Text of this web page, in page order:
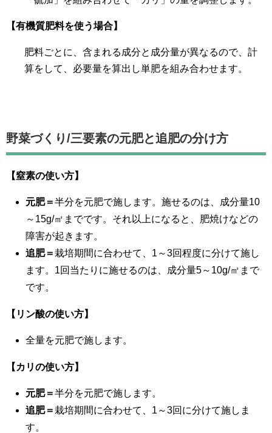
【有機質肥料を使う場合】
肥料ごとに、含まれる成分と成分量が異なるので、計
算をして、必要量を算出し単肥を組み合わせます。
野菜づくり/三要素の元肥と追肥の分け方
【窒素の使い方】
元肥＝半分を元肥で施します。施せるのは、成分量10
～15g/㎡までです。それ以上になると、肥焼けなどの
障害が起きます。
追肥＝栽培期間に合わせて、1～3回程度に分けて施し
ます。1回当たりに施せるのは、成分量5～10g/㎡まで
です。
【リン酸の使い方】
全量を元肥で施します。
【カリの使い方】
元肥＝半分を元肥で施します。
追肥＝栽培期間に合わせて、1～3回に分けて施しま
す。